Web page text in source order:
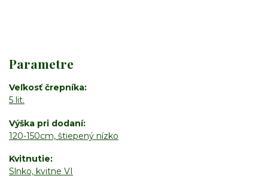
Parametre
Veľkosť črepníka
5 lit.
Výška pri dodaní
120-150cm, štiepený nízko
Kvitnutie
Slnko, kvitne VI